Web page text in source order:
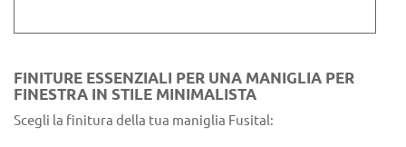
FINITURE ESSENZIALI PER UNA MANIGLIA PER
FINESTRA IN STILE MINIMALISTA
Scegli la finitura della tua maniglia Fusital: